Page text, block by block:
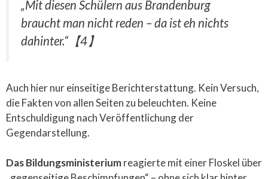
„Mit diesen Schülern aus Brandenburg
braucht man nicht reden – da ist eh nichts
dahinter.“【4】
Auch hier nur einseitige Berichterstattung. Kein Versuch,
die Fakten von allen Seiten zu beleuchten. Keine
Entschuldigung nach Veröffentlichung der
Gegendarstellung.
Das Bildungsministeriumreagierte mit einer Floskel über